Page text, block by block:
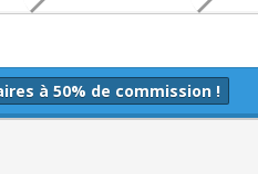
à 50% de commission !